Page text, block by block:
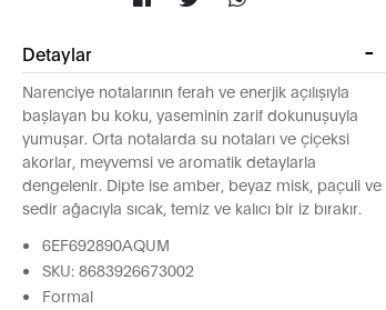
Detaylar
Narenciye notalarının ferah ve enerjik açılışıyla
başlayan bu koku, yaseminin zarif dokunuşuyla
yumuşar. Orta notalarda su notaları ve çiçeksi
akorlar, meyvemsi ve aromatik detaylarla
dengelenir. Dipte ise amber, beyaz misk, paçuli ve
sedir ağacıyla sıcak, temiz ve kalıcı bir iz bırakır.
6EF692890AQUM
SKU: 8683926673002
Formal